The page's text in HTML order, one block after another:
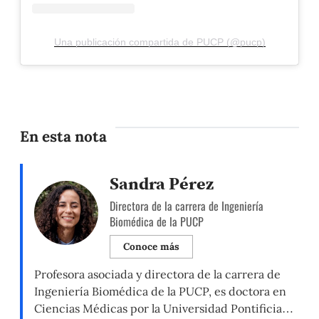
Una publicación compartida de PUCP (@pucp)
En esta nota
Sandra Pérez
Directora de la carrera de Ingeniería
Biomédica de la PUCP
Conoce más
Profesora asociada y directora de la carrera de
Ingeniería Biomédica de la PUCP, es doctora en
Ciencias Médicas por la Universidad Pontificia